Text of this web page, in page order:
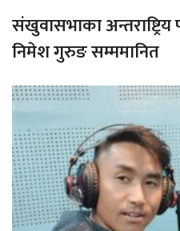
संखुवासभाका
निमेश गुरुङ सम्ममानित